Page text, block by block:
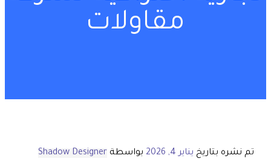
مقاولات
تم نشره بتاريخ يناير 4, 2026 بواسطة Shadow Designer